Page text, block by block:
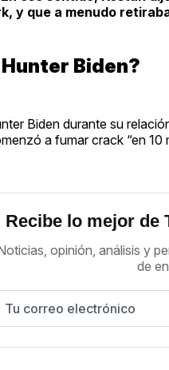
y que a menudo
Biden?
Biden durante su
a fumar crack “en 10
Recibe lo mejor de
opinión, análisis y
de